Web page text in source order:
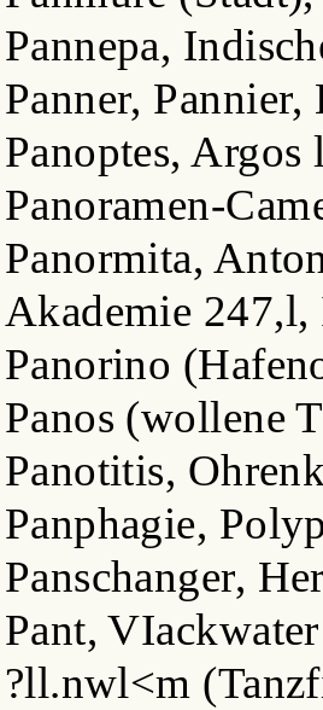
Pannepa,
Panner, Pannier,
Panoptes, Argos
Panoramen-
Panormita,
Akademie
Panorino
Panos (wollene
Panotitis,
Panphagie,
Panschanger,
Pant, VIackwater
?ll.nwl<m